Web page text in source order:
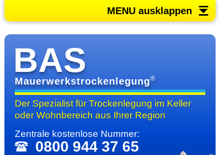
MENU ausklappen
BAS
Mauerwerkstrockenlegung®
Der Spezialist für Trocken­legung im Keller
oder Wohn­bereichaus Ihrer Region
Zentrale kosten­lose Nummer:
0800 944 37 65